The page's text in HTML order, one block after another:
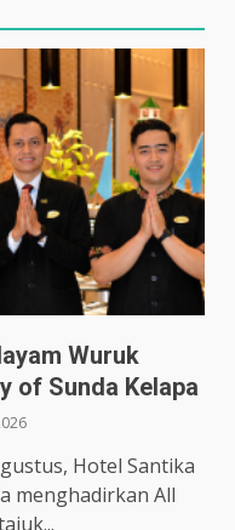
Wuruk
of Sunda Kelapa
Hotel Santika
menghadirkan All